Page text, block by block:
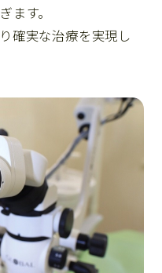
ます。
確実な治療を実現し